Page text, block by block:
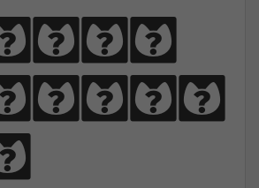
锤岁月
文万遍见